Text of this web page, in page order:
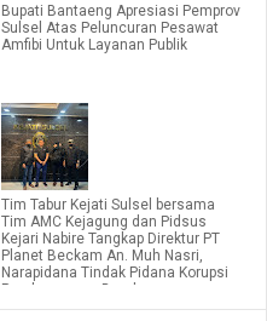
Bupati Bantaeng Apresiasi Pemprov
Sulsel Atas Peluncuran Pesawat
Amfibi Untuk Layanan Publik
Tim Tabur Kejati Sulsel bersama
Tim AMC Kejagung dan Pidsus
Kejari Nabire Tangkap Direktur PT
Planet Beckam An. Muh Nasri,
Narapidana Tindak Pidana Korupsi
Pembangunan Bendung